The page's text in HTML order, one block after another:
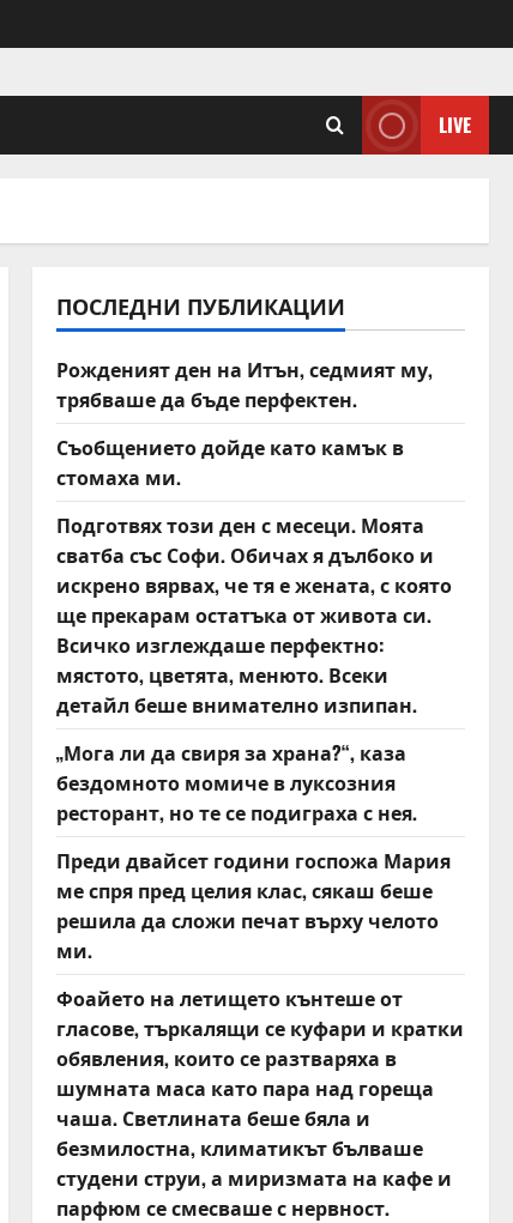
LIVE
ПОСЛЕДНИ ПУБЛИКАЦИИ
Рожденият ден на Итън, седмият му,
трябваше да бъде перфектен.
Съобщението дойде като камък в
стомаха ми.
Подготвях този ден с месеци. Моята
сватба със Софи. Обичах я дълбоко и
искрено вярвах, че тя е жената, с която
ще прекарам остатъка от живота си.
Всичко изглеждаше перфектно:
мястото, цветята, менюто. Всеки
детайл беше внимателно изпипан.
„Мога ли да свиря за храна?“, каза
бездомното момиче в луксозния
ресторант, но те се подиграха с нея.
Преди двайсет години госпожа Мария
ме спря пред целия клас, сякаш беше
решила да сложи печат върху челото
ми.
Фоайето на летището кънтеше от
гласове, търкалящи се куфари и кратки
обявления, които се разтваряха в
шумната маса като пара над гореща
чаша. Светлината беше бяла и
безмилостна, климатикът бълваше
студени струи, а миризмата на кафе и
парфюм се смесваше с нервност.